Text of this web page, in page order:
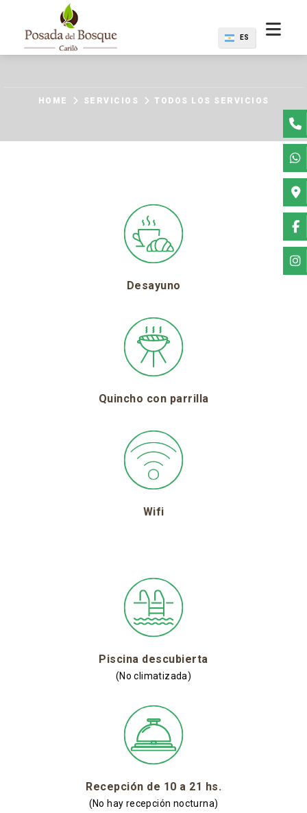
ES
HOME SERVICIOS TODOS LOS SERVICIOS
Desayuno
Quincho con parrilla
Wifi
Piscina descubierta
(No climatizada)
Recepción de 10 a 21 hs.
(No hay recepción nocturna)